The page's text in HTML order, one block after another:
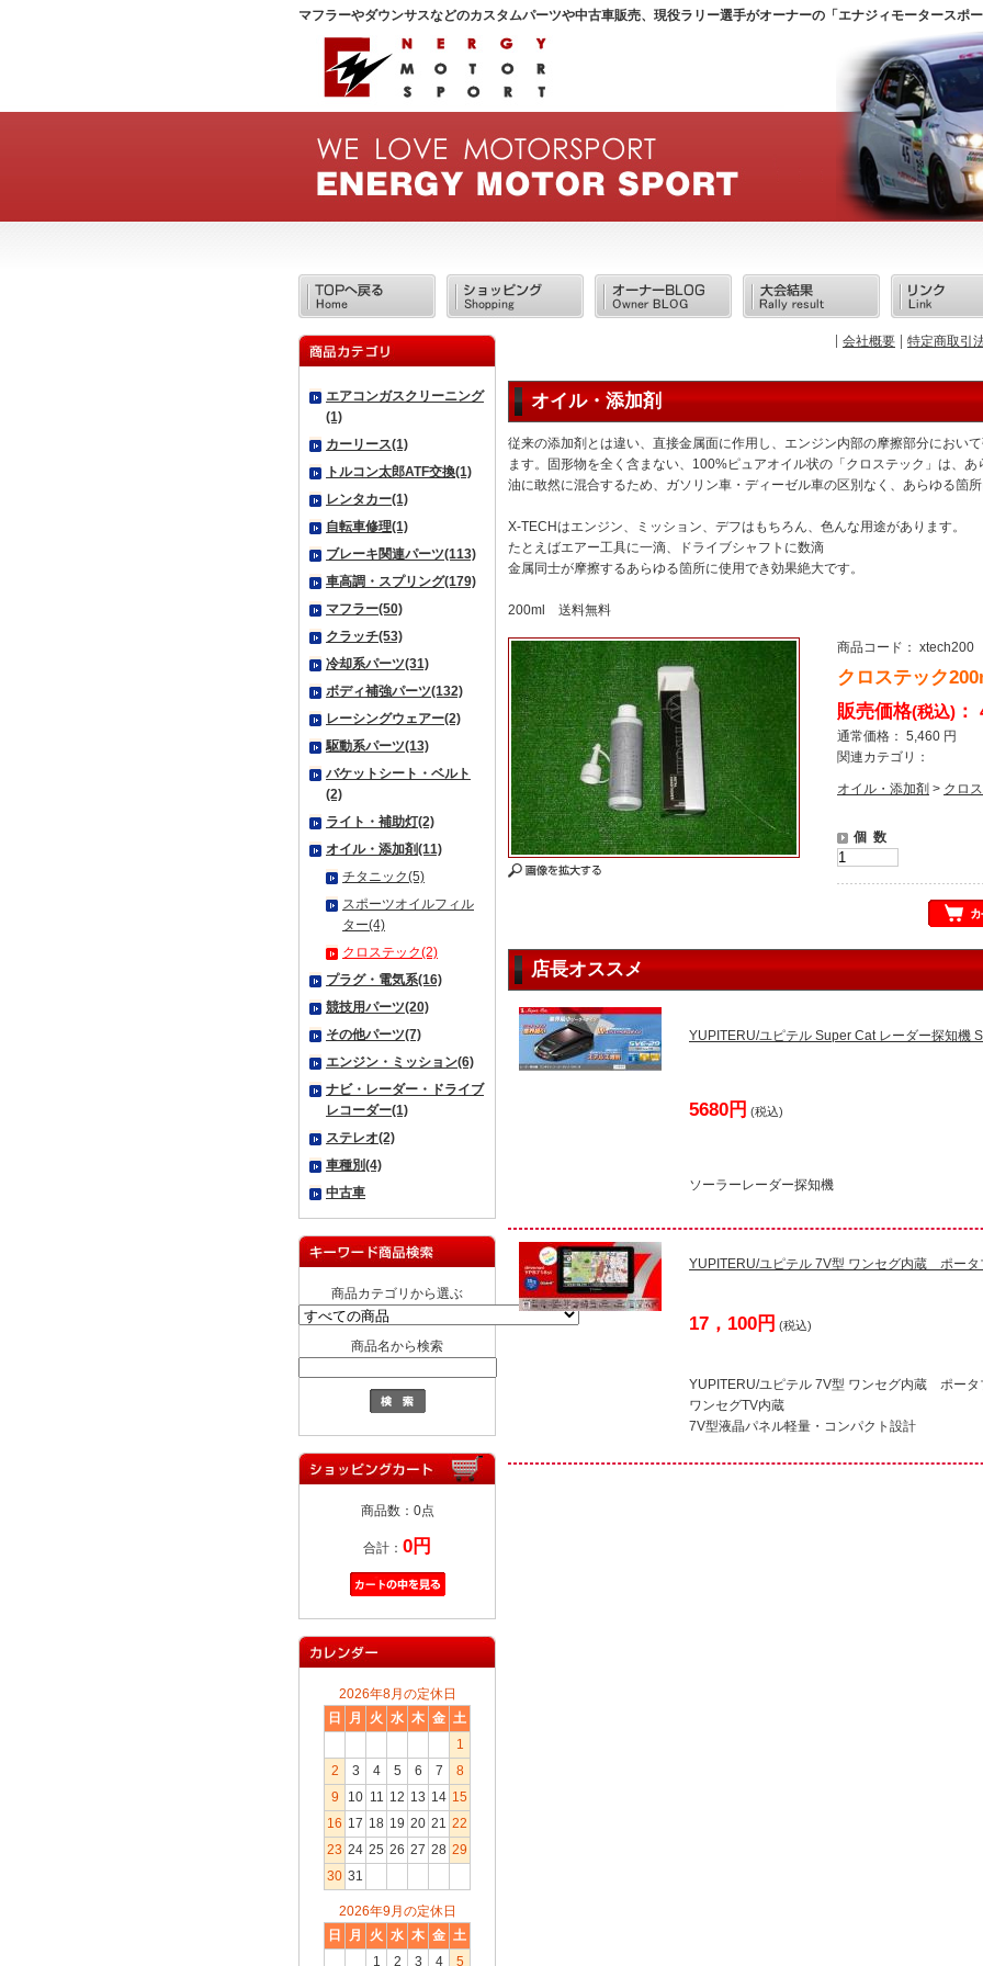
マフラーやダウンサスなどのカスタムパーツや中古車販売、現役ラリー選手がオーナーの「エナジィモータースポー
エアコンガスクリーニング
(1)
カーリース(1)
トルコン太郎ATF交換(1)
レンタカー(1)
自転車修理(1)
ブレーキ関連パーツ(113)
車高調・スプリング(179)
マフラー(50)
クラッチ(53)
冷却系パーツ(31)
ボディ補強パーツ(132)
レーシングウェアー(2)
駆動系パーツ(13)
バケットシート・ベルト
(2)
ライト・補助灯(2)
オイル・添加剤(11)
チタニック(5)
スポーツオイルフィル
ター(4)
クロステック(2)
プラグ・電気系(16)
競技用パーツ(20)
その他パーツ(7)
エンジン・ミッション(6)
ナビ・レーダー・ドライブ
レコーダー(1)
ステレオ(2)
車種別(4)
中古車
商品カテゴリから選ぶ
商品名から検索
商品数：0点
合計： 0円
2026年8月の定休日
日
月 火 水 木 金 土
1
2
3 4 5 6 7
8
9
10 11 12 13 14 15
16 17 18 19 20 21 22
23 24 25 26 27 28 29
30 31
2026年9月の定休日
日
月 火 水 木 金 土
1
2 3 4 5
会社概要 特定商取引
オイル・添加剤
従来の添加剤とは違い、直接金属面に作用し、エンジン内部の摩擦部分におい
ます。固形物を全く含まない、100%ピュアオイル状の「クロステック」は、
油に敢然に混合するため、ガソリン車・ディーゼル車の区別なく、あらゆる箇所
X-TECHはエンジン、ミッション、デフはもちろん、色んな用途があります。
たとえばエアー工具に一滴、ドライブシャフトに数滴
金属同士が摩擦するあらゆる箇所に使用でき効果絶大です。
200ml 送料無料
商品コード： xtech200
クロステック
販売価格(税込) ：
通常価格： 5,460 円
関連カテゴリ：
オイル・添加剤 > クロ
個 数
店長オススメ
YUPITERU/ユピテル Super Cat レーダー探知機
5680円 (税込)
ソーラーレーダー探知機
YUPITERU/ユピテル 7V型 ワンセグ内蔵 ポータ
17，100円 (税込)
YUPITERU/ユピテル 7V型 ワンセグ内蔵 ポータ
ワンセグTV内蔵
7V型液晶パネル軽量・コンパクト設計